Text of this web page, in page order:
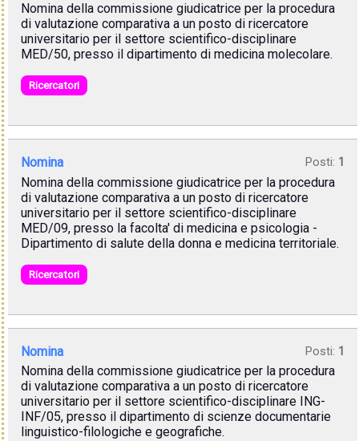
Nomina della commissione giudicatrice per la procedura
di valutazione comparativa a un posto di ricercatore
universitario per il settore scientifico-disciplinare
MED/50, presso il dipartimento di medicina molecolare.
Ricercatori
Nomina Posti: 1
Nomina della commissione giudicatrice per la procedura
di valutazione comparativa a un posto di ricercatore
universitario per il settore scientifico-disciplinare
MED/09, presso la facolta' di medicina e psicologia -
Dipartimento di salute della donna e medicina territoriale.
Ricercatori
Nomina Posti: 1
Nomina della commissione giudicatrice per la procedura
di valutazione comparativa a un posto di ricercatore
universitario per il settore scientifico-disciplinare ING-
INF/05, presso il dipartimento di scienze documentarie
linguistico-filologiche e geografiche.